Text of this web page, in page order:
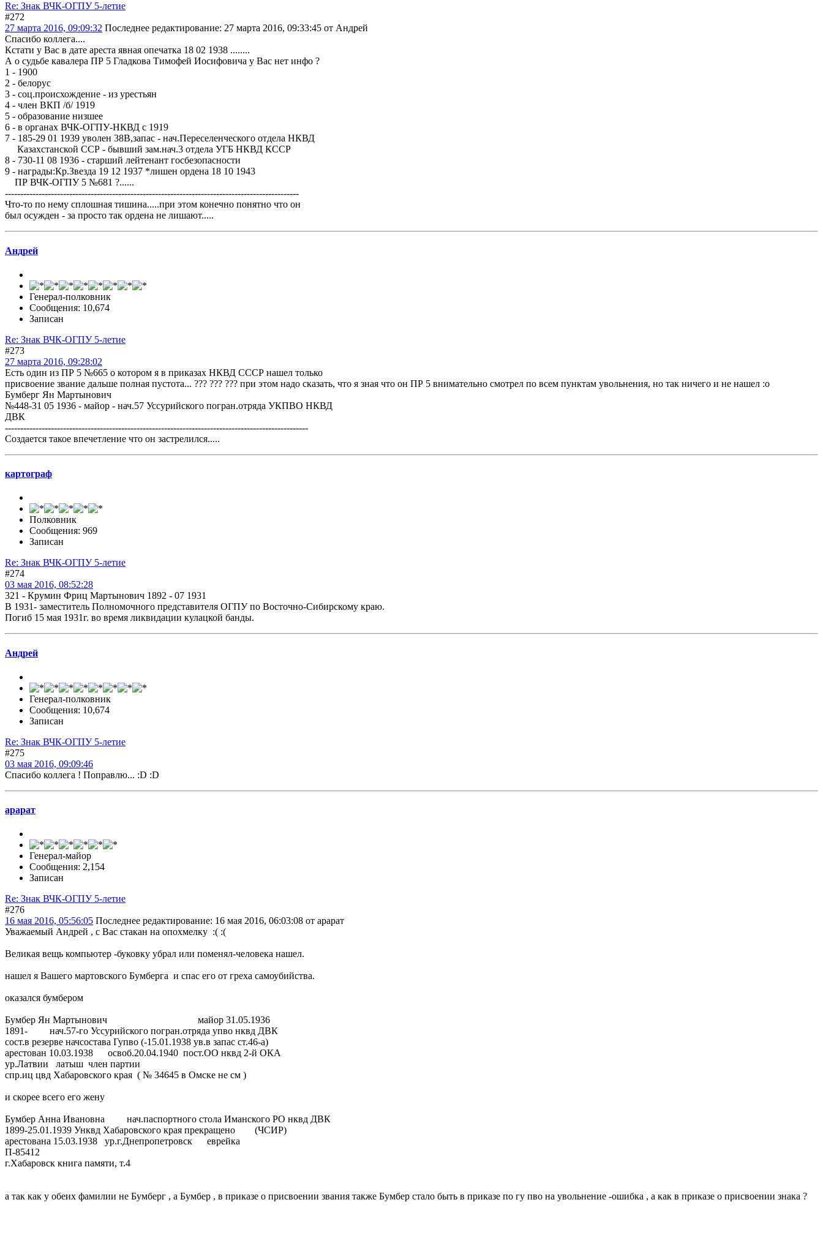
Re: Знак ВЧК-ОГПУ 5-летие
#272
27 марта 2016, 09:09:32 Последнее редактирование: 27 марта 2016, 09:33:45 от Андрей
Спасибо коллега....
Кстати у Вас в дате ареста явная опечатка 18 02 1938 ........
А о судьбе кавалера ПР 5 Гладкова Тимофей Иосифовича у Вас нет инфо ?
1 - 1900
2 - белорус
3 - соц.происхождение - из урестьян
4 - член ВКП /б/ 1919
5 - образование низшее
6 - в органах ВЧК-ОГПУ-НКВД с 1919
7 - 185-29 01 1939 уволен 38В,запас - нач.Переселенческого отдела НКВД
Казахстанской ССР - бывший зам.нач.3 отдела УГБ НКВД КССР
8 - 730-11 08 1936 - старший лейтенант госбезопасности
9 - награды:Кр.Звезда 19 12 1937 *лишен ордена 18 10 1943
ПР ВЧК-ОГПУ 5 №681 ?......
------------------------------------------------------------------------------------------------
Что-то по нему сплошная тишина.....при этом конечно понятно что он
был осужден - за просто так ордена не лишают.....
Андрей
Генерал-полковник
Сообщения: 10,674
Записан
Re: Знак ВЧК-ОГПУ 5-летие
#273
27 марта 2016, 09:28:02
Есть один из ПР 5 №665 о котором я в приказах НКВД СССР нашел только
присвоение звание дальше полная пустота... ??? ??? ??? при этом надо сказать, что я зная что он ПР 5 внимательно смотрел по всем пунктам увольнения, но так ничего и не нашел :o
Бумберг Ян Мартынович
№448-31 05 1936 - майор - нач.57 Уссурийского погран.отряда УКПВО НКВД
ДВК
---------------------------------------------------------------------------------------------------
Создается такое впечетление что он застрелился.....
картограф
Полковник
Сообщения: 969
Записан
Re: Знак ВЧК-ОГПУ 5-летие
#274
03 мая 2016, 08:52:28
321 - Крумин Фриц Мартынович 1892 - 07 1931
В 1931- заместитель Полномочного представителя ОГПУ по Восточно-Сибирскому краю.
Погиб 15 мая 1931г. во время ликвидации кулацкой банды.
Андрей
Генерал-полковник
Сообщения: 10,674
Записан
Re: Знак ВЧК-ОГПУ 5-летие
#275
03 мая 2016, 09:09:46
Спасибо коллега ! Поправлю... :D :D
арарат
Генерал-майор
Сообщения: 2,154
Записан
Re: Знак ВЧК-ОГПУ 5-летие
#276
16 мая 2016, 05:56:05 Последнее редактирование: 16 мая 2016, 06:03:08 от арарат
Уважаемый Андрей , с Вас стакан на опохмелку :( :(
Великая вещь компьютер -буковку убрал или поменял-человека нашел.
нашел я Вашего мартовского Бумберга и спас его от греха самоубийства.
оказался бумбером
Бумбер Ян Мартынович майор 31.05.1936
1891- нач.57-го Уссурийского погран.отряда упво нквд ДВК
сост.в резерве начсостава Гупво (-15.01.1938 ув.в запас ст.46-а)
арестован 10.03.1938 освоб.20.04.1940 пост.ОО нквд 2-й ОКА
ур.Латвии латыш член партии
спр.иц цвд Хабаровского края ( № 34645 в Омске не см )
и скорее всего его жену
Бумбер Анна Ивановна нач.паспортного стола Иманского РО нквд ДВК
1899-25.01.1939 Унквд Хабаровского края прекращено (ЧСИР)
арестована 15.03.1938 ур.г.Днепропетровск еврейка
П-85412
г.Хабаровск книга памяти, т.4
а так как у обеих фамилии не Бумберг , а Бумбер , в приказе о присвоении звания также Бумбер стало быть в приказе по гу пво на увольнение -ошибка , а как в приказе о присвоении знака ?